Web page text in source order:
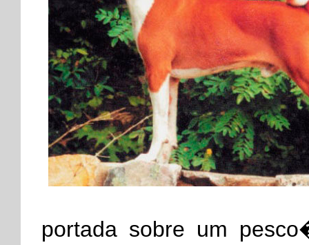
portada sobre um